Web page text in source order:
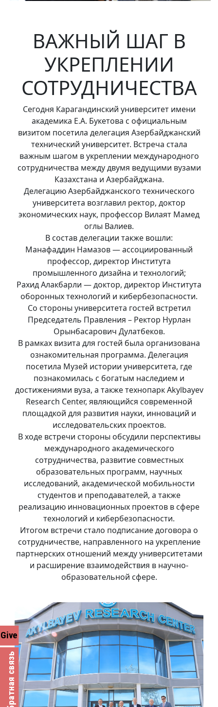
Обратная связь
Give
ВАЖНЫЙ ШАГ В
УКРЕПЛЕНИИ
СОТРУДНИЧЕСТВА
Сегодня Карагандинский университет имени
академика Е.А. Букетова с официальным
визитом посетила делегация Азербайджанский
технический университет. Встреча стала
важным шагом в укреплении международного
сотрудничества между двумя ведущими вузами
Казахстана и Азербайджана.
Делегацию Азербайджанского технического
университета возглавил ректор, доктор
экономических наук, профессор Вилаят Мамед
оглы Валиев.
В состав делегации также вошли:
Манафаддин Намазов — ассоциированный
профессор, директор Института
промышленного дизайна и технологий;
Рахид Алакбарли — доктор, директор Института
оборонных технологий и кибербезопасности.
Со стороны университета гостей встретил
Председатель Правления – Ректор Нурлан
Орынбасарович Дулатбеков.
В рамках визита для гостей была организована
ознакомительная программа. Делегация
посетила Музей истории университета, где
познакомилась с богатым наследием и
достижениями вуза, а также технопарк Akylbayev
Research Center, являющийся современной
площадкой для развития науки, инноваций и
исследовательских проектов.
В ходе встречи стороны обсудили перспективы
международного академического
сотрудничества, развитие совместных
образовательных программ, научных
исследований, академической мобильности
студентов и преподавателей, а также
реализацию инновационных проектов в сфере
технологий и кибербезопасности.
Итогом встречи стало подписание договора о
сотрудничестве, направленного на укрепление
партнерских отношений между университетами
и расширение взаимодействия в научно-
образовательной сфере.